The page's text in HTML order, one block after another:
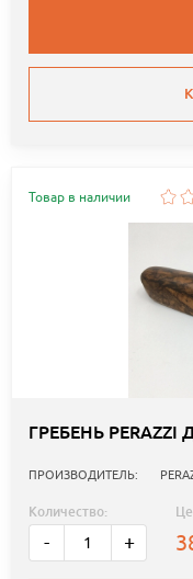
Товар в наличии
ГРЕБЕНЬ
ПРОИЗВОДИТЕЛЬ:
Количество:
- +